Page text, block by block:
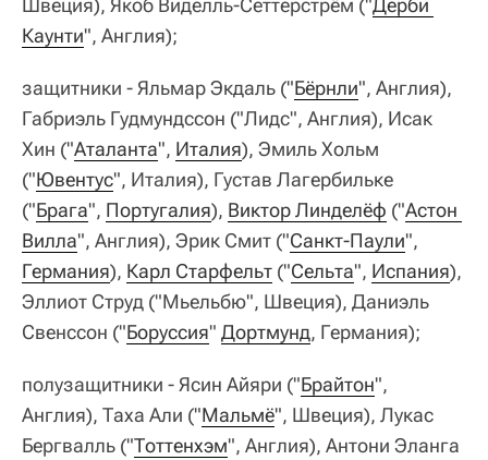
Швеция), Якоб Виделль-Сеттерстрём ("Дерби
Каунти", Англия);
защитники - Яльмар Экдаль ("Бёрнли", Англия),
Габриэль Гудмундссон ("Лидс", Англия), Исак
Хин ("Аталанта", Италия), Эмиль Хольм
("Ювентус", Италия), Густав Лагербильке
("Брага", Португалия), Виктор Линделёф ("Астон
Вилла", Англия), Эрик Смит ("Санкт-Паули",
Германия), Карл Старфельт ("Сельта", Испания),
Эллиот Струд ("Мьельбю", Швеция), Даниэль
Свенссон ("Боруссия" Дортмунд, Германия);
полузащитники - Ясин Айяри ("Брайтон",
Англия), Таха Али ("Мальмё", Швеция), Лукас
Бергвалль ("Тоттенхэм", Англия), Антони Эланга